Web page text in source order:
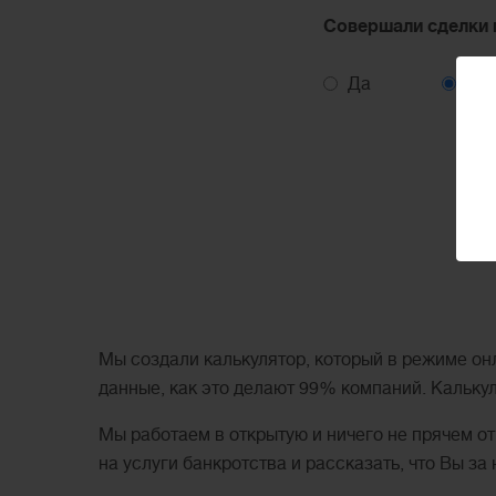
Совершали сделки
Да
Мы создали калькулятор, который в режиме
данные, как это делают 99% компаний.
Мы работаем в открытую и ничего не прячем
на услуги банкротства и рассказать, что Вы за